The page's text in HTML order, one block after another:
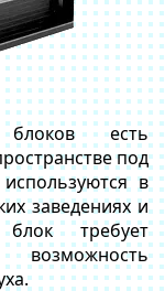
блоков есть
под
в
заведениях и
требует